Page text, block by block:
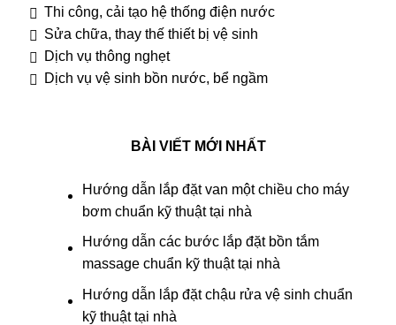
Thi công, cải tạo hệ thống điện nước
Sửa chữa, thay thế thiết bị vệ sinh
Dịch vụ thông nghẹt
Dịch vụ vệ sinh bồn nước, bể ngầm
BÀI VIẾT MỚI NHẤT
Hướng dẫn lắp đặt van một chiều cho máy
bơm chuẩn kỹ thuật tại nhà
Hướng dẫn các bước lắp đặt bồn tắm
massage chuẩn kỹ thuật tại nhà
Hướng dẫn lắp đặt chậu rửa vệ sinh chuẩn
kỹ thuật tại nhà